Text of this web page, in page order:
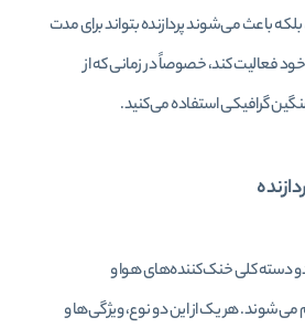
باعث می‌شوند پردازنده بتواند برای مدت
فعالیت کند، خصوصاً در زمانی که از
گرافیکی استفاده می‌کنید.
دسته کلی خنک‌کننده‌های هوا و
هر یک از این دو نوع، ویژگی‌ها و